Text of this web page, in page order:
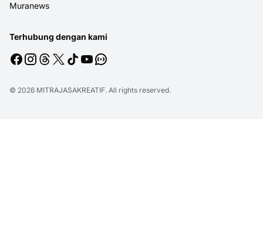
Muranews
Terhubung dengan kami
© 2026 MITRAJASAKREATIF. All rights reserved.